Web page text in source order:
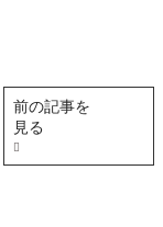
前の記事を
見る